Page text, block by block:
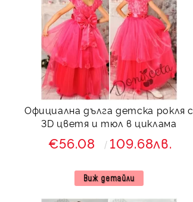
Официална дълга детска рокля с
3D цветя и тюл в циклама
€56.08 109.68лв.
Виж детайли